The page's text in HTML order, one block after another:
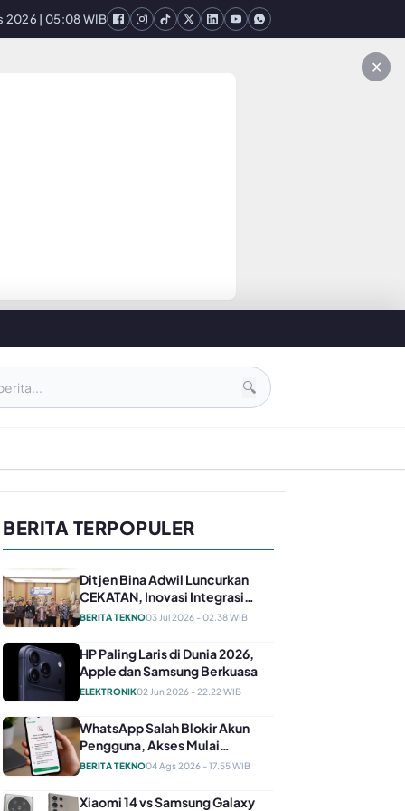
dan Samsung Berkuasa Cara Cas Mobil Listrik yang Benar di SPKLU,
2026 | 05:08 WIB
✕
🔍
BERITA TERPOPULER
Ditjen Bina Adwil Luncurkan
CEKATAN, Inovasi Integrasi
Layanan Kearsipan untuk
BERITA TEKNO03 Jul 2026 - 02.38 WIB
HP Paling Laris di Dunia 2026,
Apple dan Samsung Berkuasa
ELEKTRONIK02 Jun 2026 - 22.22 WIB
WhatsApp Salah Blokir Akun
Pengguna, Akses Mulai
Dipulihkan dan Ini yang Harus
BERITA TEKNO04 Ags 2026 - 17.55 WIB
Xiaomi 14 vs Samsung Galaxy